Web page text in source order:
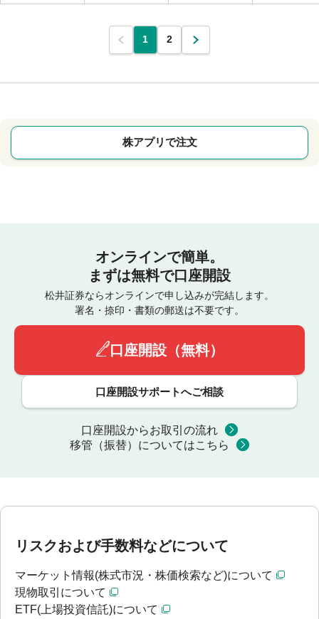
1 2
株アプリで注文
オンラインで簡単。
まずは無料で口座開設
松井証券ならオンラインで申し込みが完結します。
署名・捺印・書類の郵送は不要です。
口座開設（無料）
口座開設サポートへご相談
口座開設からお取引の流れ
移管（振替）についてはこちら
リスクおよび手数料などについて
マーケット情報(株式市況・株価検索など)について
現物取引について
ETF(上場投資信託)について